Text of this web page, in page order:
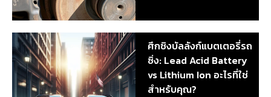
ศึกชิงบัลลังก์แบตเตอรี่รถ
ซิ่ง: Lead Acid Battery
vs Lithium Ion อะไรที่ใช่
สำหรับคุณ?